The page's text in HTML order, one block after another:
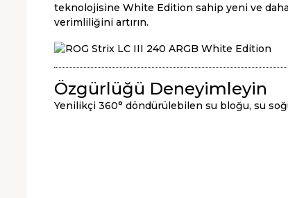
teknolojisine White Edition sahip yeni ve daha
verimliliğini artırın.
Özgürlüğü Deneyimleyin
Yenilikçi 360° döndürülebilen su bloğu, su